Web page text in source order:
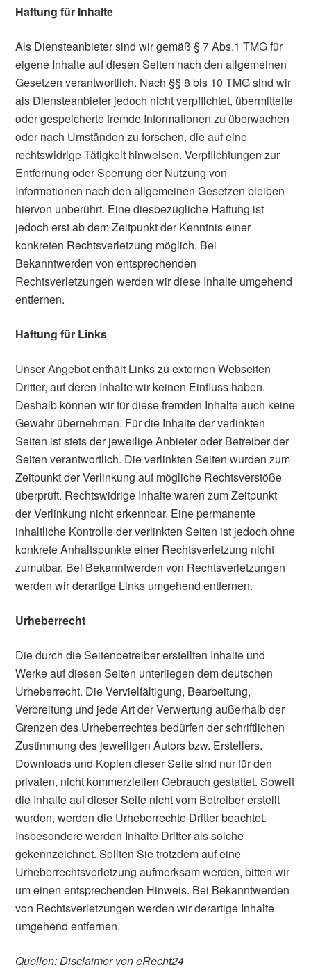
Haftung für Inhalte
Als Diensteanbieter sind wir gemäß § 7 Abs.1 TMG für
eigene Inhalte auf diesen Seiten nach den allgemeinen
Gesetzen verantwortlich. Nach §§ 8 bis 10 TMG sind wir
als Diensteanbieter jedoch nicht verpflichtet, übermittelte
oder gespeicherte fremde Informationen zu überwachen
oder nach Umständen zu forschen, die auf eine
rechtswidrige Tätigkeit hinweisen. Verpflichtungen zur
Entfernung oder Sperrung der Nutzung von
Informationen nach den allgemeinen Gesetzen bleiben
hiervon unberührt. Eine diesbezügliche Haftung ist
jedoch erst ab dem Zeitpunkt der Kenntnis einer
konkreten Rechtsverletzung möglich. Bei
Bekanntwerden von entsprechenden
Rechtsverletzungen werden wir diese Inhalte umgehend
entfernen.
Haftung für Links
Unser Angebot enthält Links zu externen Webseiten
Dritter, auf deren Inhalte wir keinen Einfluss haben.
Deshalb können wir für diese fremden Inhalte auch keine
Gewähr übernehmen. Für die Inhalte der verlinkten
Seiten ist stets der jeweilige Anbieter oder Betreiber der
Seiten verantwortlich. Die verlinkten Seiten wurden zum
Zeitpunkt der Verlinkung auf mögliche Rechtsverstöße
überprüft. Rechtswidrige Inhalte waren zum Zeitpunkt
der Verlinkung nicht erkennbar. Eine permanente
inhaltliche Kontrolle der verlinkten Seiten ist jedoch ohne
konkrete Anhaltspunkte einer Rechtsverletzung nicht
zumutbar. Bei Bekanntwerden von Rechtsverletzungen
werden wir derartige Links umgehend entfernen.
Urheberrecht
Die durch die Seitenbetreiber erstellten Inhalte und
Werke auf diesen Seiten unterliegen dem deutschen
Urheberrecht. Die Vervielfältigung, Bearbeitung,
Verbreitung und jede Art der Verwertung außerhalb der
Grenzen des Urheberrechtes bedürfen der schriftlichen
Zustimmung des jeweiligen Autors bzw. Erstellers.
Downloads und Kopien dieser Seite sind nur für den
privaten, nicht kommerziellen Gebrauch gestattet. Soweit
die Inhalte auf dieser Seite nicht vom Betreiber erstellt
wurden, werden die Urheberrechte Dritter beachtet.
Insbesondere werden Inhalte Dritter als solche
gekennzeichnet. Sollten Sie trotzdem auf eine
Urheberrechtsverletzung aufmerksam werden, bitten wir
um einen entsprechenden Hinweis. Bei Bekanntwerden
von Rechtsverletzungen werden wir derartige Inhalte
umgehend entfernen.
Quellen: Disclaimer von eRecht24